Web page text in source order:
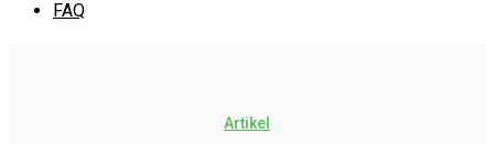
FAQ
Artikel